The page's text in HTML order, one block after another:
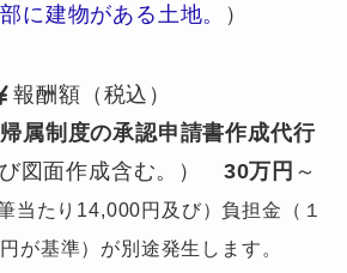
に建物がある土地。
）
報酬額（税込）
属制度の承認申請書作成代行
図面作成含む。） 30万円 ～
当たり14,000円及び）負担金（１
が基準）が別途発生します。